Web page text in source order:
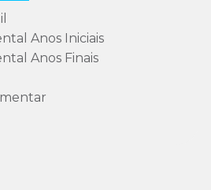
Anos Iniciais
Anos Finais